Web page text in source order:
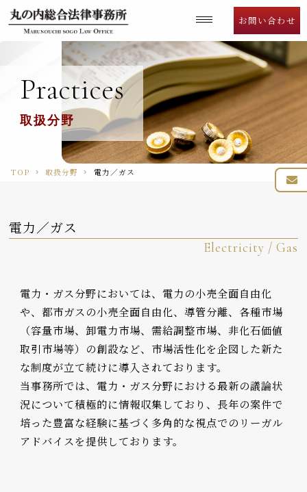
お問い合わせ
Language
Practices
取扱分野
TOP 取扱分野 電力／ガス
電力／ガス
Electricity / Gas
電力・ガス分野においては、電力の小売全面自由化
や、都市ガスの小売全面自由化、導管分離、各種市場
（容量市場、卸電力市場、需給調整市場、非化石価値
取引市場等）の創設など、市場活性化を企図した新た
な制度が立て続けに導入されております。
当事務所では、電力・ガス分野における最新の議論状
況について積極的に情報収集しており、長年の案件で
培った豊富な経験に基づく多角的な視点でのリーガル
アドバイスを提供しております。